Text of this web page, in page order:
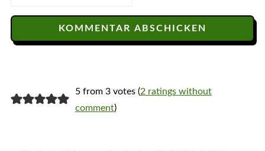
5 from 3 votes (2 ratings without
comment)